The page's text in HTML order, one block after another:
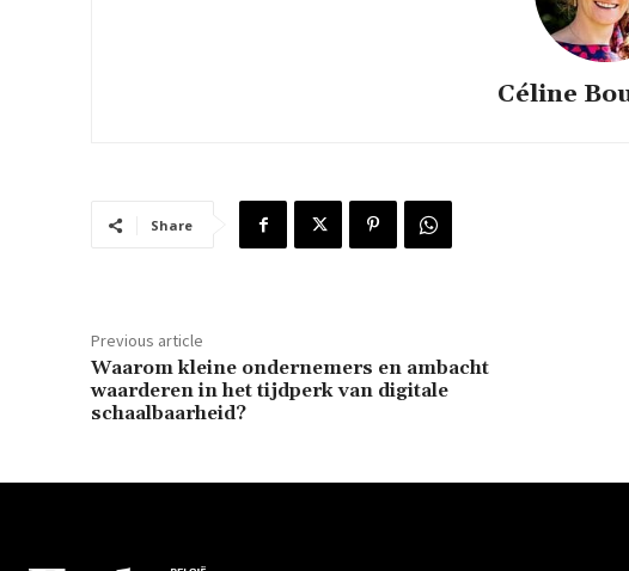
Céline
Share
Previous article
Waarom kleine ondernemers en ambacht
waarderen in het tijdperk van digitale
schaalbaarheid?